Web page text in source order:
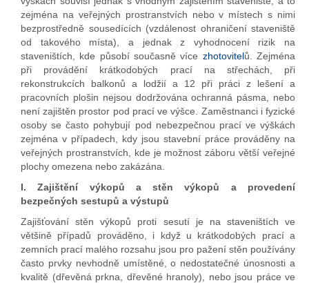
zejména na veřejných prostranstvích nebo v místech s nimi
bezprostředně sousedících (vzdálenost ohraničení staveniště
od takového místa), a jednak z vyhodnocení rizik na
staveništích, kde působí současně více zhotovitelů. Zejména
při provádění krátkodobých prací na střechách, při
rekonstrukcích balkonů a lodžií a 12 při práci z lešení a
pracovních plošin nejsou dodržována ochranná pásma, nebo
není zajištěn prostor pod prací ve výšce. Zaměstnanci i fyzické
osoby se často pohybují pod nebezpečnou prací ve výškách
zejména v případech, kdy jsou stavební práce prováděny na
veřejných prostranstvích, kde je možnost záboru větší veřejné
plochy omezena nebo zakázána.
I. Zajištění výkopů a stěn výkopů a provedení
bezpečných sestupů a výstupů
Zajišťování stěn výkopů proti sesutí je na staveništích ve
většině případů prováděno, i když u krátkodobých prací a
zemních prací malého rozsahu jsou pro pažení stěn používány
často prvky nevhodně umístěné, o nedostatečné únosnosti a
kvalitě (dřevěná prkna, dřevěné hranoly), nebo jsou práce ve